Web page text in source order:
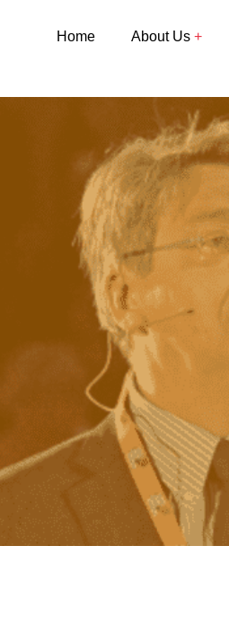
Home About Us